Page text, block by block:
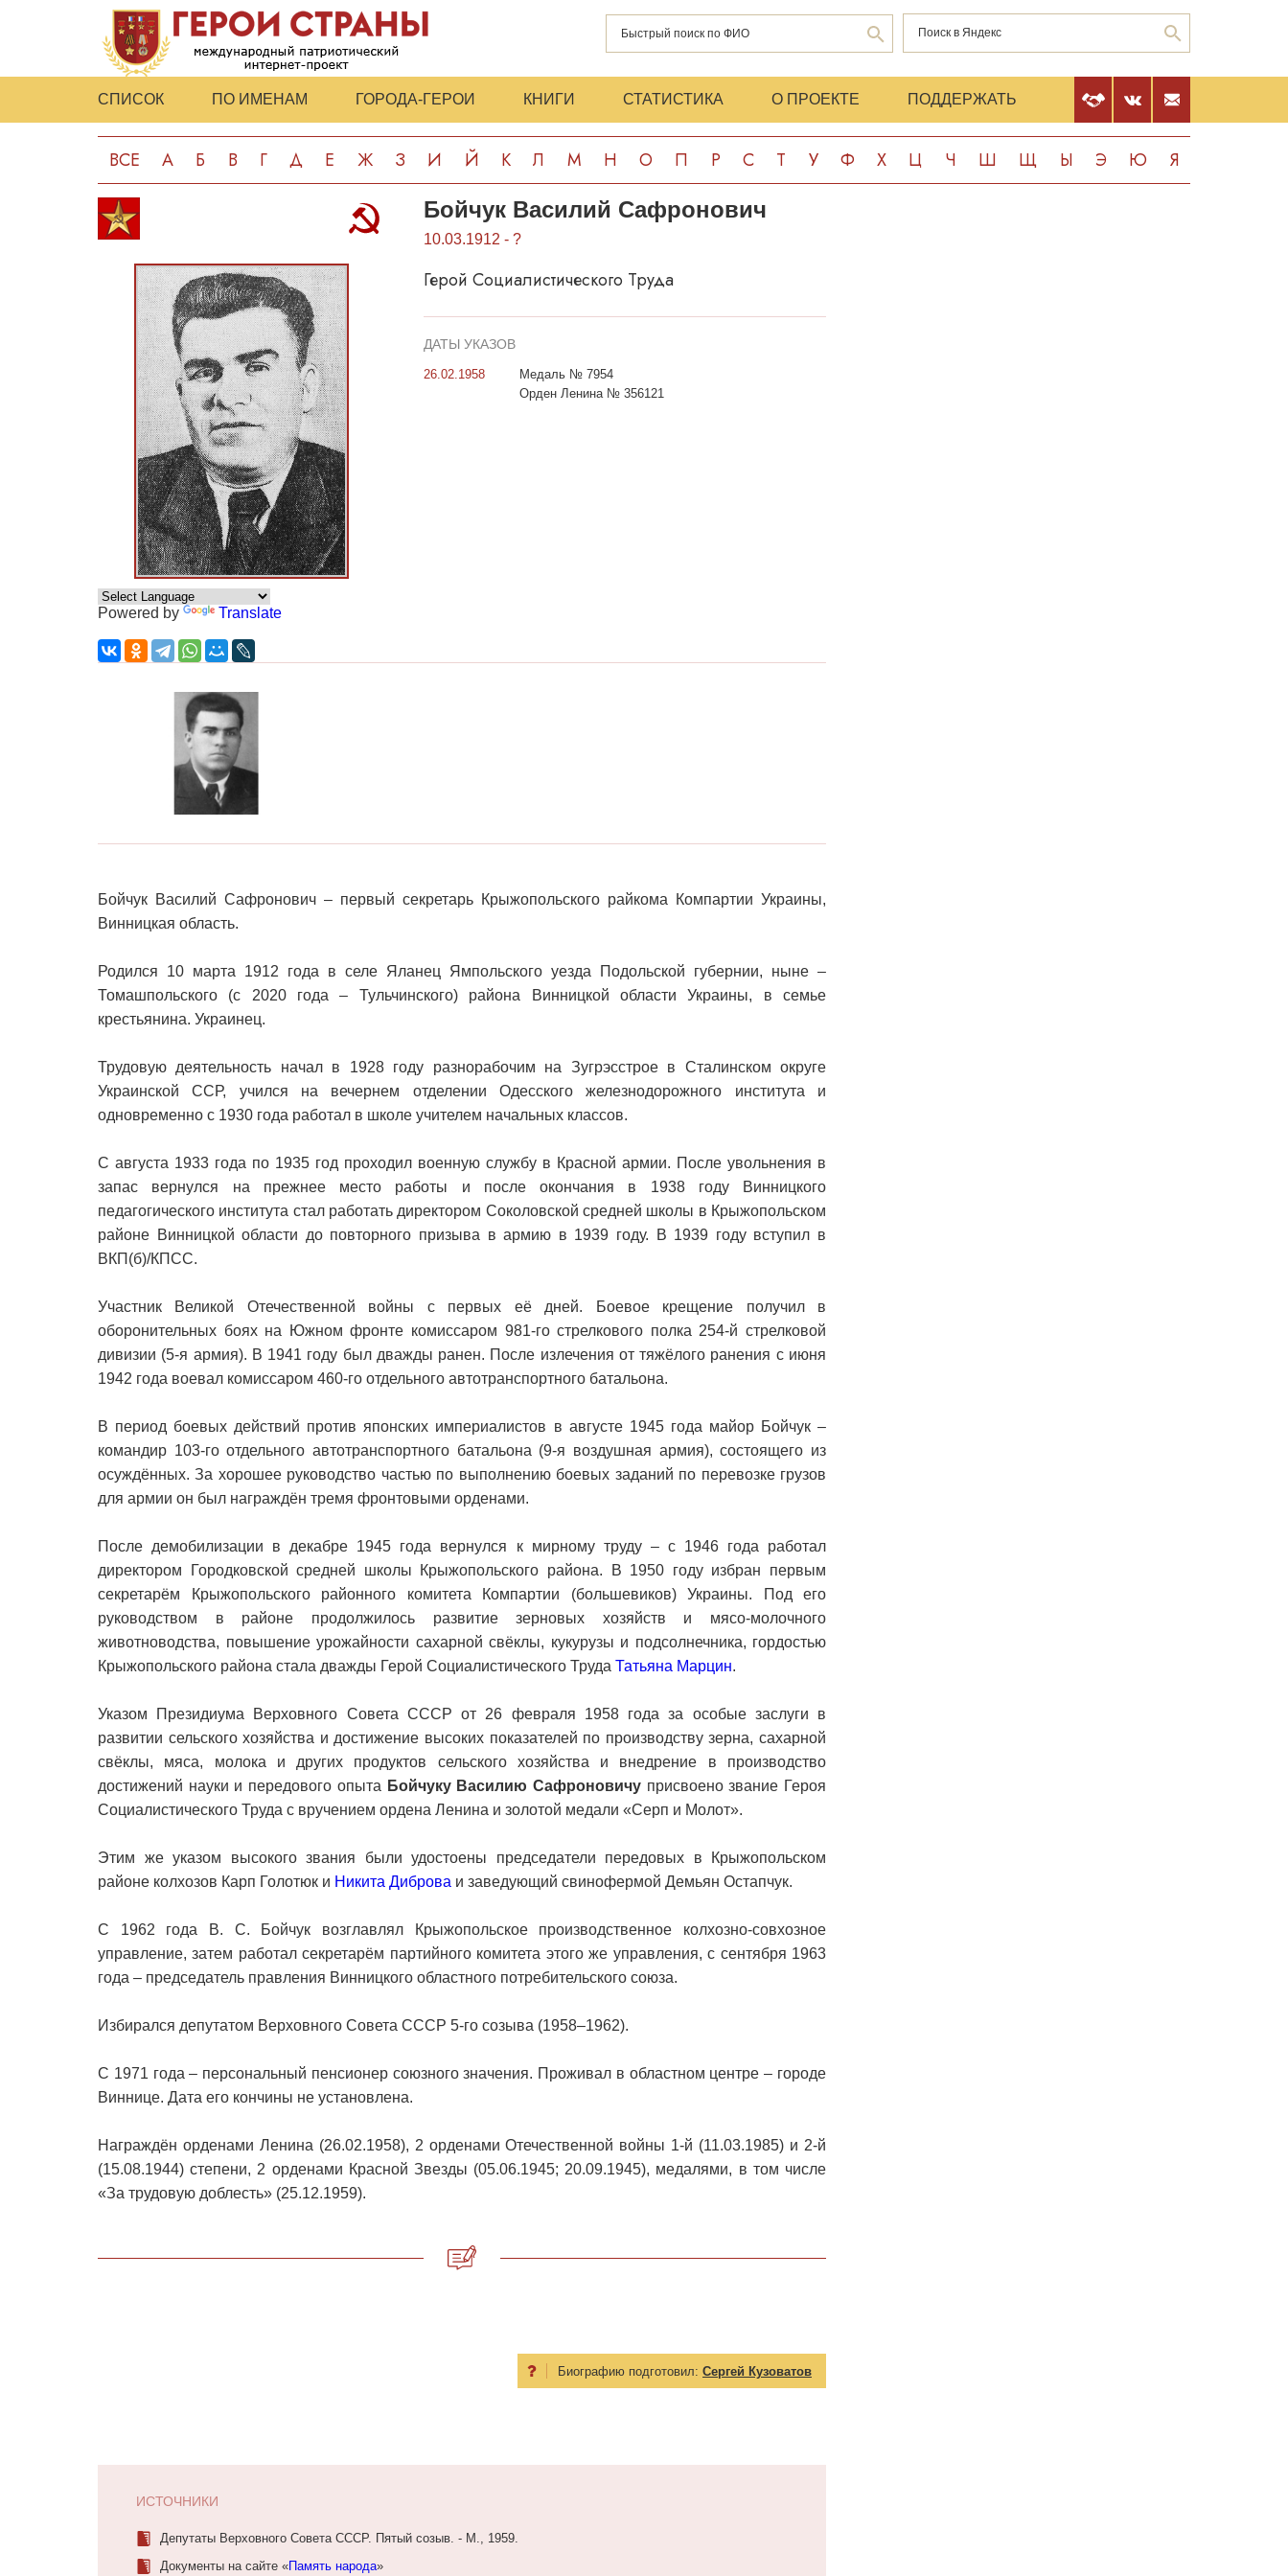
СПИСОК ПО ИМЕНАМ ГОРОДА-ГЕРОИ КНИГИ СТАТИСТИКА О ПРОЕКТЕ ПОДДЕРЖАТЬ
ВСЕ А Б В Г Д Е Ж З И Й К Л М Н О П Р С Т У Ф Х Ц Ч Ш Щ Ы Э Ю Я
Powered by Translate
Бойчук Василий Сафронович
10.03.1912 - ?
Герой Социалистического Труда
ДАТЫ УКАЗОВ
26.02.1958
Медаль № 7954
Орден Ленина № 356121
Бойчук Василий Сафронович – первый секретарь Крыжопольского райкома Компартии Украины,
Винницкая область.
Родился 10 марта 1912 года в селе Яланец Ямпольского уезда Подольской губернии, ныне –
Томашпольского (с 2020 года – Тульчинского) района Винницкой области Украины, в семье
крестьянина. Украинец.
Трудовую деятельность начал в 1928 году разнорабочим на Зугрэсстрое в Сталинском округе
Украинской ССР, учился на вечернем отделении Одесского железнодорожного института и
одновременно с 1930 года работал в школе учителем начальных классов.
С августа 1933 года по 1935 год проходил военную службу в Красной армии. После увольнения в
запас вернулся на прежнее место работы и после окончания в 1938 году Винницкого
педагогического института стал работать директором Соколовской средней школы в Крыжопольском
районе Винницкой области до повторного призыва в армию в 1939 году. В 1939 году вступил в
ВКП(б)/КПСС.
Участник Великой Отечественной войны с первых её дней. Боевое крещение получил в
оборонительных боях на Южном фронте комиссаром 981-го стрелкового полка 254-й стрелковой
дивизии (5-я армия). В 1941 году был дважды ранен. После излечения от тяжёлого ранения с июня
1942 года воевал комиссаром 460-го отдельного автотранспортного батальона.
В период боевых действий против японских империалистов в августе 1945 года майор Бойчук –
командир 103-го отдельного автотранспортного батальона (9-я воздушная армия), состоящего из
осуждённых. За хорошее руководство частью по выполнению боевых заданий по перевозке грузов
для армии он был награждён тремя фронтовыми орденами.
После демобилизации в декабре 1945 года вернулся к мирному труду – с 1946 года работал
директором Городковской средней школы Крыжопольского района. В 1950 году избран первым
секретарём Крыжопольского районного комитета Компартии (большевиков) Украины. Под его
руководством в районе продолжилось развитие зерновых хозяйств и мясо-молочного
животноводства, повышение урожайности сахарной свёклы, кукурузы и подсолнечника, гордостью
Крыжопольского района стала дважды Герой Социалистического Труда Татьяна Марцин.
Указом Президиума Верховного Совета СССР от 26 февраля 1958 года за особые заслуги в
развитии сельского хозяйства и достижение высоких показателей по производству зерна, сахарной
свёклы, мяса, молока и других продуктов сельского хозяйства и внедрение в производство
достижений науки и передового опыта Бойчуку Василию Сафроновичуприсвоено звание Героя
Социалистического Труда с вручением ордена Ленина и золотой медали «Серп и Молот».
Этим же указом высокого звания были удостоены председатели передовых в Крыжопольском
районе колхозов Карп Голотюк и Никита Диброва и заведующий свинофермой Демьян Остапчук.
С 1962 года В. С. Бойчук возглавлял Крыжопольское производственное колхозно-совхозное
управление, затем работал секретарём партийного комитета этого же управления, с сентября 1963
года – председатель правления Винницкого областного потребительского союза.
Избирался депутатом Верховного Совета СССР 5-го созыва (1958–1962).
С 1971 года – персональный пенсионер союзного значения. Проживал в областном центре – городе
Виннице. Дата его кончины не установлена.
Награждён орденами Ленина (26.02.1958), 2 орденами Отечественной войны 1-й (11.03.1985) и 2-й
(15.08.1944) степени, 2 орденами Красной Звезды (05.06.1945; 20.09.1945), медалями, в том числе
«За трудовую доблесть» (25.12.1959).
Биографию подготовил: Сергей Кузоватов
ИСТОЧНИКИ
Депутаты Верховного Совета СССР. Пятый созыв. - М., 1959.
Документы на сайте «Память народа»